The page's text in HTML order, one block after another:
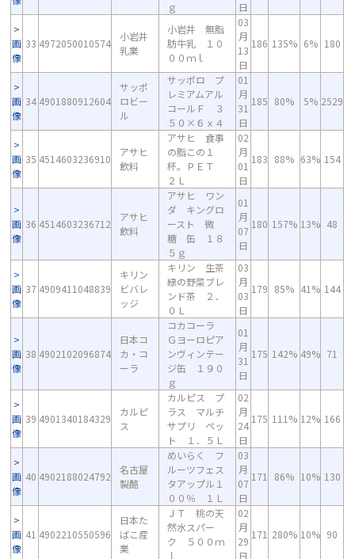
ｇ
日
画
像
33 4972050010574
小岩井
乳業
小岩井 無脂
肪牛乳 １０
００ｍｌ
03
月
13
日
186 135% 6% 180
画
像
34 4901880912604
サッポ
ロビー
ル
サッポロ プ
レミアムアル
コールＦ ３
５０×６ｘ４
01
月
31
日
185 80% 5% 2529
画
像
35 4514603236910
アサヒ
飲料
アサヒ 食事
の脂この１
杯。ＰＥＴ
２Ｌ
02
月
01
日
183 88% 63% 154
画
像
36 4514603236712
アサヒ
飲料
アサヒ ワン
ダ キングロ
ースト 微
糖 缶 １８
５ｇ
01
月
07
日
180 157% 13% 48
画
像
37 4909411048839
キリン
ビバレ
ッジ
キリン 生茶
緑の野菜ブレ
ンド茶 ２．
０Ｌ
03
月
03
日
179 85% 41% 144
画
像
38 4902102096874
日本コ
カ・コ
ーラ
コカコーラ
Ｇヨーロピア
ンヴィンテー
ジ缶 １９０
ｇ
01
月
31
日
175 142% 49% 71
画
像
39 4901340184329
カルピ
ス
カルピス プ
ラス マルチ
サプリ ペッ
ト １．５Ｌ
02
月
24
日
175 111% 12% 166
画
像
40 4902188024792
名古屋
製酪
めいらく フ
ルーツフェス
タアップル１
００％ １Ｌ
03
月
07
日
171 86% 10% 130
画
像
41 4902210550596
日本た
ばこ産
業
ＪＴ 桃の天
然水スパー
ク ５００ｍ
ｌ
02
月
29
日
171 280% 10% 90